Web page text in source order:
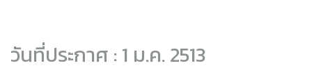
วันที่ประกาศ : 1 ม.ค. 2513